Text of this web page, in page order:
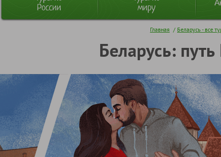
России
миру
Главная / Беларусь - все
Беларусь: